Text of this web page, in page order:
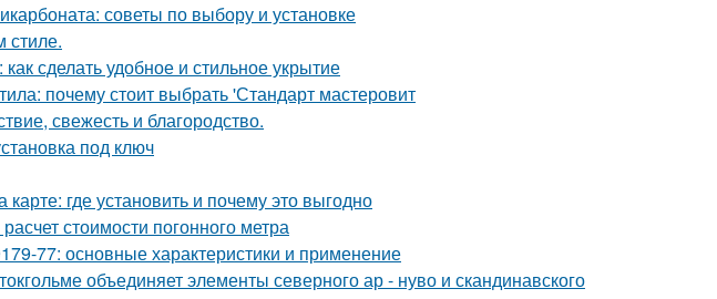
советы по выбору и установке
стиле.
сделать удобное и стильное укрытие
почему стоит выбрать 'Стандарт мастеровит
свежесть и благородство.
под ключ
где установить и почему это выгодно
стоимости погонного метра
77: основные характеристики и применение
объединяет элементы северного ар - нуво и скандинавского